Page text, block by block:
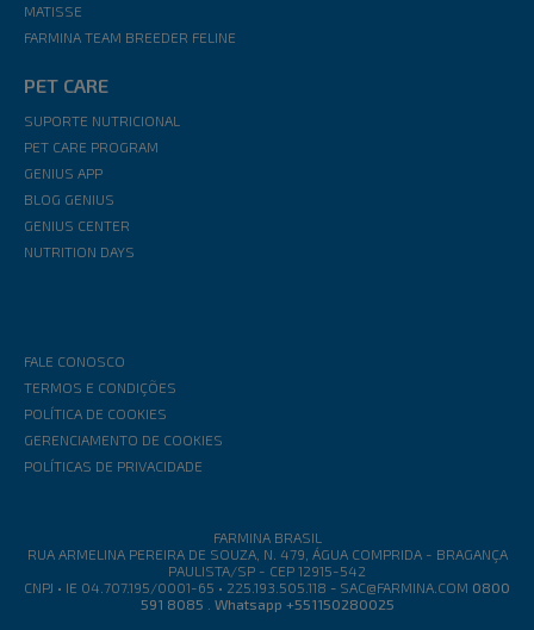
MATISSE
FARMINA TEAM BREEDER FELINE
PET CARE
SUPORTE NUTRICIONAL
PET CARE PROGRAM
GENIUS APP
BLOG GENIUS
GENIUS CENTER
NUTRITION DAYS
FALE CONOSCO
TERMOS E CONDIÇÕES
POLÍTICA DE COOKIES
GERENCIAMENTO DE COOKIES
POLÍTICAS DE PRIVACIDADE
FARMINA BRASIL
RUA ARMELINA PEREIRA DE SOUZA, N. 479, ÁGUA COMPRIDA - BRAGANÇA
PAULISTA/SP - CEP 12915-542
CNPJ • IE 04.707.195/0001-65 • 225.193.505.118 - SAC@FARMINA.COM 0800
591 8085 . Whatsapp +551150280025